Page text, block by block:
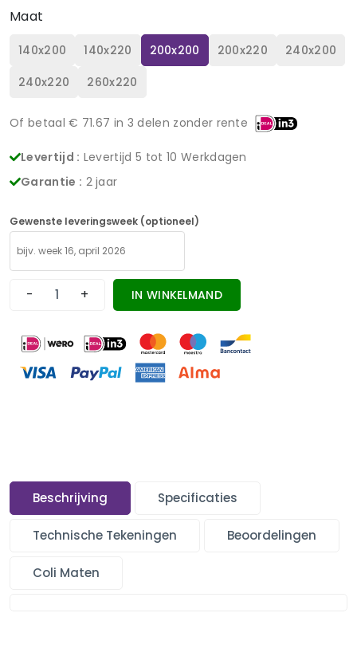
Maat
140x200 140x220 200x200 200x220
240x200
240x220
260x220
Of betaal € 71.67 in 3 delen zonder rente
Levertijd : Levertijd 5 tot 10 Werkdagen
Garantie : 2 jaar
Gewenste leveringsweek (optioneel)
- + IN WINKELMAND
Beschrijving Specificaties
Technische Tekeningen Beoordelingen
Coli Maten